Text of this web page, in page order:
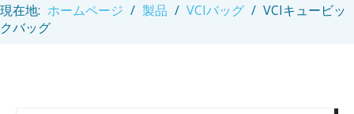
現在地: ホームページ / 製品 / VCIバッグ / VCIキュービッ
クバッグ